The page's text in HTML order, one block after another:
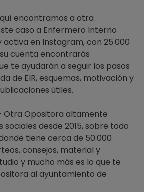
encontramos a otra
caso a Enfermero Interno
activa en Instagram, con 25.000
cuenta encontrarás
te ayudarán a seguir los pasos
de EIR, esquemas, motivación y
útiles.
Otra Opositora altamente
sociales desde 2015, sobre todo
tiene cerca de 50.000
consejos, material y
y mucho más es lo que te
al ayuntamiento de